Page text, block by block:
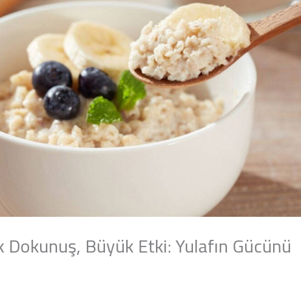
Dokunuş, Büyük Etki: Yulafın Gücünü